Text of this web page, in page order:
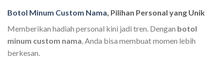
Botol Minum Custom Nama, Pilihan Personal yang Unik
Memberikan hadiah personal kini jadi tren. Dengan botol
minum custom nama, Anda bisa membuat momen lebih
berkesan.